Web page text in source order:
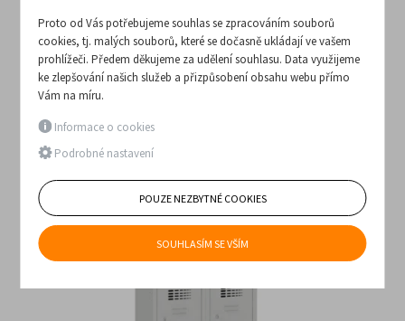
Proto od Vás potřebujeme souhlas se zpracováním souborů
cookies, tj. malých souborů, které se dočasně ukládají ve vašem
prohlížeči. Předem děkujeme za udělení souhlasu. Data využijeme
ke zlepšování našich služeb a přizpůsobení obsahu webu přímo
Vám na míru.
Informace o cookies
Podrobné nastavení
POUZE NEZBYTNÉ COOKIES
SOUHLASÍM SE VŠÍM